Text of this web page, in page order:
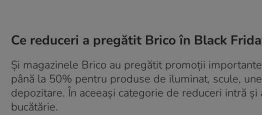
Ce reduceri a pregătit Brico în Black
Și magazinele Brico au pregătit promoții
până la 50% pentru produse de iluminat, scule,
depozitare. În aceeași categorie de reduceri intră
bucătărie.